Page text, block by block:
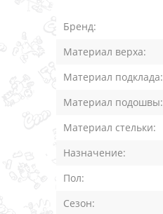
Бренд:
Материал верха:
Материал подклада:
Материал подошвы:
Материал стельки:
Назначение:
Пол:
Сезон: